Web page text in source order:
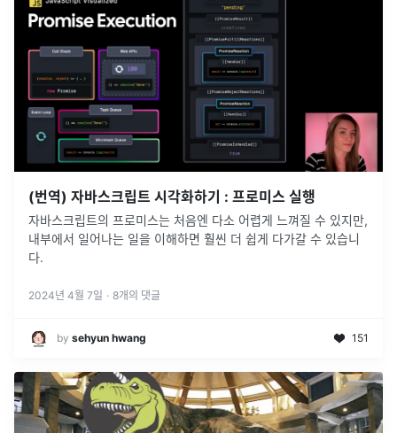
(번역) 자바스크립트 시각화하기 : 프로미스 실행
자바스크립트의 프로미스는 처음엔 다소 어렵게 느껴질 수 있지만,
내부에서 일어나는 일을 이해하면 훨씬 더 쉽게 다가갈 수 있습니
다.
2024년 4월 7일 · 8개의 댓글
by sehyun hwang 151